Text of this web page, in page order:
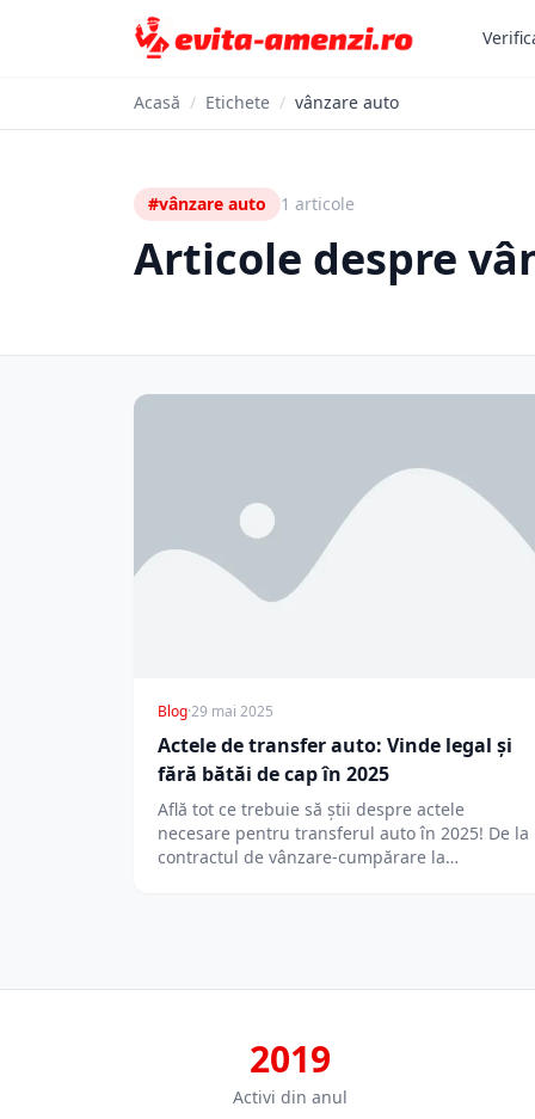
Acasă / Etichete / vânzare auto
#vânzare auto 1 articole
Articole despre
Blog·29 mai 2025
Actele de transfer auto: Vinde legal și
fără bătăi de cap în 2025
Află tot ce trebuie să știi despre actele
necesare pentru transferul auto în 2025! De la
contractul de vânzare-cumpărare la…
2019
Activi din anul